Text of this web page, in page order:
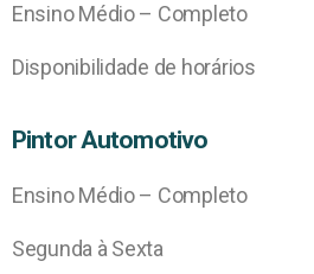
Ensino Médio – Completo
Disponibilidade de horários
Pintor Automotivo
Ensino Médio – Completo
Segunda à Sexta